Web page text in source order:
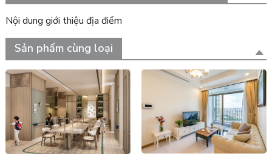
Nội dung giới thiệu địa điểm
Sản phẩm cùng loại